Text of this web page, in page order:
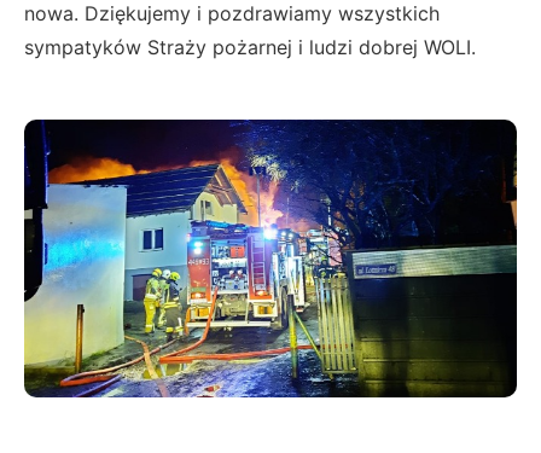
nowa. Dziękujemy i pozdrawiamy wszystkich
sympatyków Straży pożarnej i ludzi dobrej WOLI.